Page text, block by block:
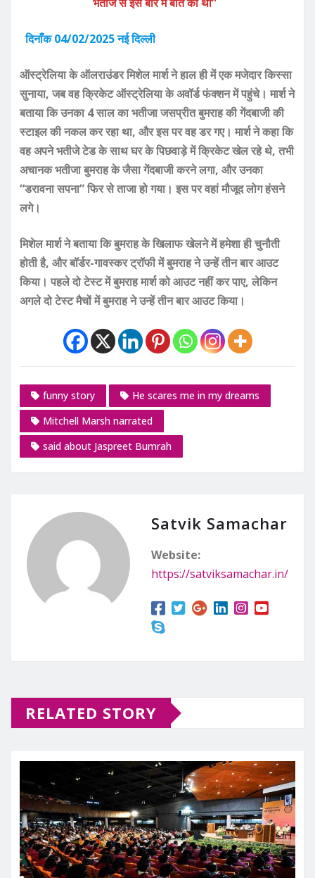
दिनाँक 04/02/2025 नई दिल्ली
ऑस्ट्रेलिया के ऑलराउंडर मिशेल मार्श ने हाल ही में एक मजेदार किस्सा
सुनाया, जब वह क्रिकेट ऑस्ट्रेलिया के अवॉर्ड फंक्शन में पहुंचे। मार्श ने
बताया कि उनका 4 साल का भतीजा जसप्रीत बुमराह की गेंदबाजी की
स्टाइल की नकल कर रहा था, और इस पर वह डर गए। मार्श ने कहा कि
वह अपने भतीजे टेड के साथ घर के पिछवाड़े में क्रिकेट खेल रहे थे, तभी
अचानक भतीजा बुमराह के जैसा गेंदबाजी करने लगा, और उनका
“डरावना सपना” फिर से ताजा हो गया। इस पर वहां मौजूद लोग हंसने
लगे।
मिशेल मार्श ने बताया कि बुमराह के खिलाफ खेलने में हमेशा ही चुनौती
होती है, और बॉर्डर-गावस्कर ट्रॉफी में बुमराह ने उन्हें तीन बार आउट
किया। पहले दो टेस्ट में बुमराह मार्श को आउट नहीं कर पाए, लेकिन
अगले दो टेस्ट मैचों में बुमराह ने उन्हें तीन बार आउट किया।
funny story
He scares me in my dreams
Mitchell Marsh narrated
said about Jaspreet Bumrah
Satvik Samachar
Website:
https://satviksamachar.in/
RELATED STORY